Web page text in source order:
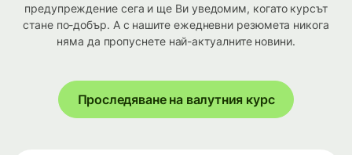
предупреждение сега и ще Ви уведомим, когато курсът
стане по-добър. А с нашите ежедневни резюмета никога
няма да пропуснете най-актуалните новини.
Проследяване на валутния курс